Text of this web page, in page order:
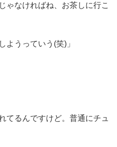
なければね、お茶しに行こ
うっていう(笑)」
るんですけど。普通にチュ